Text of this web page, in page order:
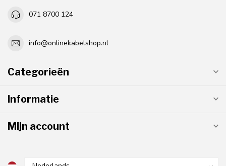
071 8700 124
info@onlinekabelshop.nl
Categorieën
Informatie
Mijn account